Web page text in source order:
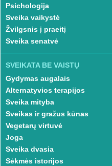
Psichologija
Sveika vaikystė
Žvilgsnis į praeitį
Sveika senatvė
SVEIKATA BE VAISTŲ
Gydymas augalais
Alternatyvios terapijos
Sveika mityba
Sveikas ir gražus kūnas
Vegetarų virtuvė
Joga
Sveika dvasia
Sėkmės istorijos